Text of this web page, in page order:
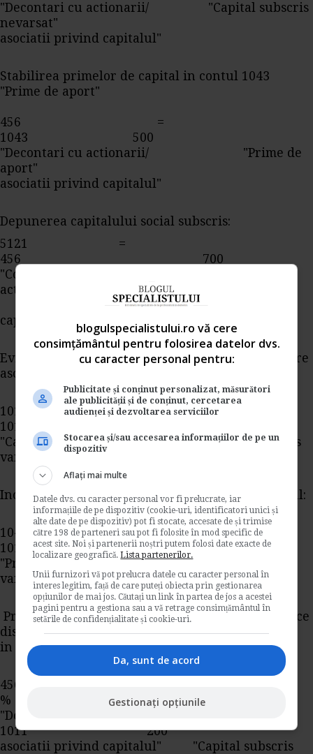
"Decontari cu actionarii/ "Capital subscris
nevarsat"
asociatii privind capitalul"
Stabilirea primelor de capital in contul 1043
"Prime de aport"
456 =
1043 500
"Decontari cu actionarii/ "Prime de
aport"
asociatii privind capitalul"
Depunerea capitalului social subscris:
5121 =
456 700
"Conturi curente la banci" "Decontari cu
actionarii/
asociatii privind
capitalul"
Evidentierea capitalului subscris si varsat de catre
asociati:
1011 =
1012 200
"Capital subscris nevarsat" "Capital subscris
varsat"
Incorporarea primelor de aport in capitalul social:
1043 =
1012 500
"Prime de aport" "Capital subscris
varsat"
Preluarea conturilor de pasiv, pe conturi analitice
distincte de cele existente anterior
in patrimoniul firmei cumparatoare:
456 =
% 115.500
"Decontari cu actionarii/
1011 200
asociatii privind capitalul" "Capital subscris
blogulspecialistului.ro vă cere
consimțământul pentru folosirea datelor dvs.
cu caracter personal pentru:
Publicitate și conținut personalizat, măsurători
ale publicității și de conținut, cercetarea
audienței și dezvoltarea serviciilor
Stocarea și/sau accesarea informațiilor de pe un
dispozitiv
Aflați mai multe
Datele dvs. cu caracter personal vor fi prelucrate, iar
informațiile de pe dispozitiv (cookie-uri, identificatori unici și
alte date de pe dispozitiv) pot fi stocate, accesate de și trimise
către 198 de parteneri sau pot fi folosite în mod specific de
acest site. Noi și partenerii noștri putem folosi date exacte de
localizare geografică.Lista partenerilor.
Unii furnizori vă pot prelucra datele cu caracter personal în
interes legitim, față de care puteți obiecta prin gestionarea
opțiunilor de mai jos. Căutați un link în partea de jos a acestei
pagini pentru a gestiona sau a vă retrage consimțământul în
setările de confidențialitate și cookie-uri.
Da, sunt de acord
Gestionați opțiunile